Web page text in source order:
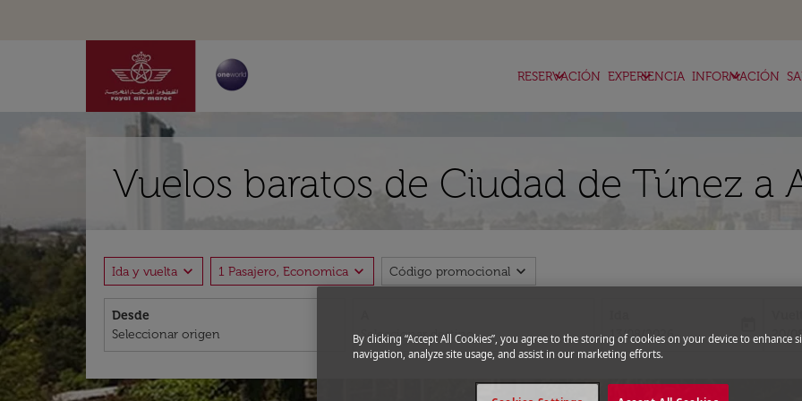
RESERVACIÓN
keyboard_arrow_down EXPERIENCIA
keyboard_arrow_down INFORMACIÓN
keyboard_arrow_down
Vuelos baratos de Ciudad de Túnez a
Ida y vuelta expand_more 1 Pasajero, Economica expand_more Código promocional expand_more
Desde
fc-booking-departure-date-aria-
13/08/2026
fc-
20/
By clicking “Accept All Cookies”, you agree to the storing of cookies on your device to enhance
navigation, analyze site usage, and assist in our marketing efforts.